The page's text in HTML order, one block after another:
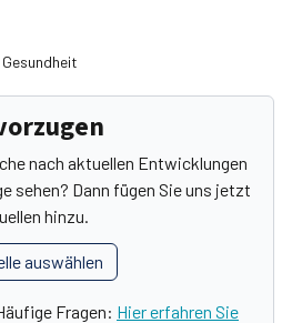
Gesundheit
nach aktuellen Entwicklungen
sehen? Dann fügen Sie uns jetzt
hinzu.
auswählen
Fragen: Hier erfahren Sie